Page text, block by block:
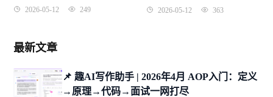
多少！这趟经历太折腾了
2026-05-12 249
全明白了
2026-05-12 363
最新文章
📌 趣AI写作助手 | 2026年4月 AOP入门：定义
→原理→代码→面试一网打尽